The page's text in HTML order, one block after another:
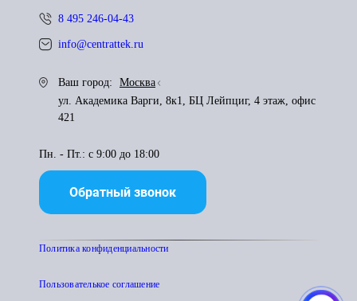
8 495 246-04-43
info@centrattek.ru
Ваш город:
Москва
ул. Академика Варги, 8к1, БЦ Лейпциг, 4 этаж, офис
421
Пн. - Пт.: с 9:00 до 18:00
Обратный звонок
Политика конфиденциальности
Пользователькое соглашение